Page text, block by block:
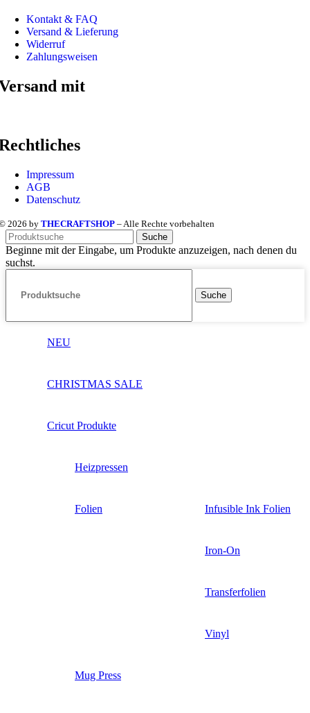
Kontakt & FAQ
Versand & Lieferung
Widerruf
Zahlungsweisen
mit
Impressum
AGB
Datenschutz
2026 by THECRAFTSHOP – Alle Rechte vorbehalten
Suche
Beginne mit der Eingabe, um Produkte anzuzeigen, nach denen du
suchst.
Suche
NEU
CHRISTMAS SALE
Cricut Produkte
Heizpressen
Folien Infusible Ink Folien
Iron-On
Transferfolien
Vinyl
Mug Press